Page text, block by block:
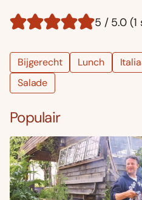
5 / 5.0 (1
Bijgerecht Lunch
Salade
Populair